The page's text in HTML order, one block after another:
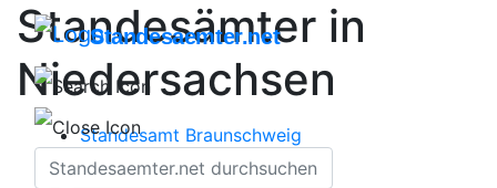
Standesaemter.net
Standesämter in
Niedersachsen
Standesamt Braunschweig
Standesamt Meine